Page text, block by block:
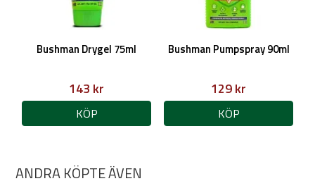
Bushman Drygel 75ml
143 kr
KÖP
Bushman Pumpspray 90ml
129 kr
KÖP
ANDRA KÖPTE ÄVEN